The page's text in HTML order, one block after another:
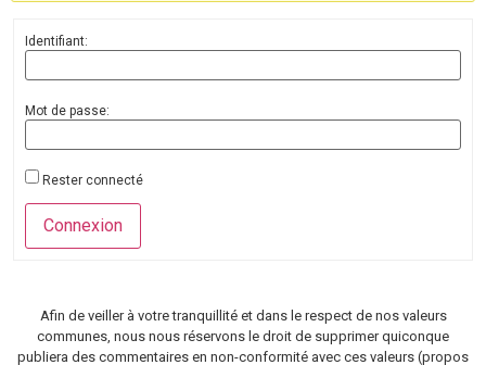
Identifiant:
Mot de passe:
Rester connecté
Connexion
Afin de veiller à votre tranquillité et dans le respect de nos valeurs
communes, nous nous réservons le droit de supprimer quiconque
publiera des commentaires en non-conformité avec ces valeurs (propos